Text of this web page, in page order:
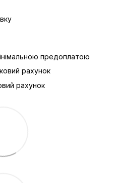
предоплатою
рахунок
рахунок